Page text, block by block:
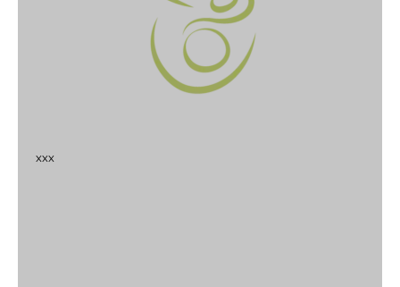
xxx